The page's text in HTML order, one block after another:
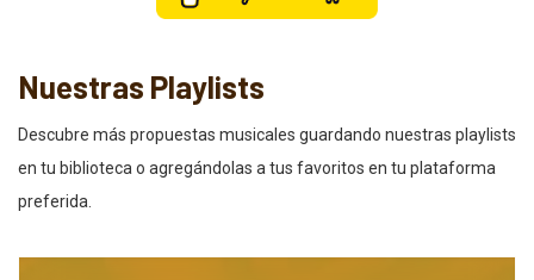
Nuestras Playlists
Descubre más propuestas musicales guardando nuestras playlists
en tu biblioteca o agregándolas a tus favoritos en tu plataforma
preferida.